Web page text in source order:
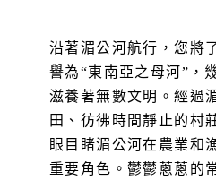
沿著湄公河航行，您將
譽為“東南亞之母河”，
滋養著無數文明。經過
田、彷彿時間靜止的村
眼目睹湄公河在農業和
重要角色。鬱鬱蔥蔥的